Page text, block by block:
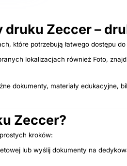
druku Zeccer –
które potrzebują łatwego dostępu
lokalizacjach również Foto,
dokumenty, materiały edukacyjne,
Zeccer?
kroków:
lub wyślij dokumenty na